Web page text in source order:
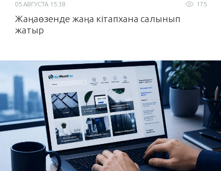
175
05 АВГУСТА 15:38
Жаңаөзенде жаңа кітапхана салынып
жатыр